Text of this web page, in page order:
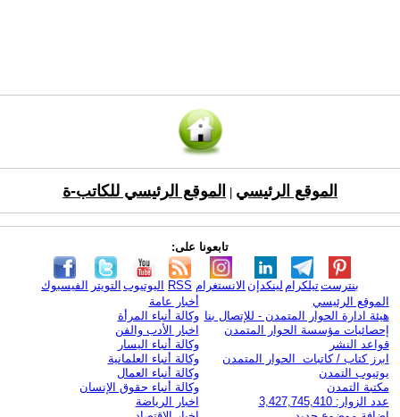
الموقع الرئيسي الموقع الرئيسي للكاتب-ة
تابعونا على:
الفيسبوك التويتر اليوتيوب RSS الانستغرام لينكدإن تيلكرامبنترست
الموقع الرئيسي
هيئة ادارة الحوار المتمدن - للإتصال بنا
إحصائيات مؤسسة الحوار المتمدن
قواعد النشر
ابرز كتاب / كاتبات الحوار المتمدن
يوتيوب التمدن
مكتبة التمدن
عدد الزوار: 3,427,745,410
أخبار عامة
وكالة أنباء المرأة
اخبار الأدب والفن
وكالة أنباء اليسار
وكالة أنباء العلمانية
وكالة أنباء العمال
وكالة أنباء حقوق الإنسان
اخبار الرياضة